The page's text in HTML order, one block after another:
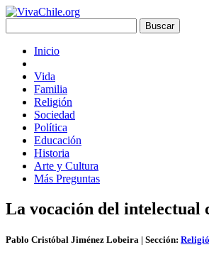
Inicio
Vida
Familia
Religión
Sociedad
Política
Educación
Historia
Arte y Cultura
Más Preguntas
La vocación del intelectual
Pablo Cristóbal Jiménez Lobeira | Sección: